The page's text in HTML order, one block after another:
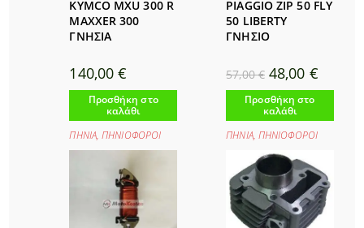
KYMCO MXU 300 R
MAXXER 300
ΓΝΗΣΙΑ
140,00€
Προσθήκη στο
καλάθι
ΠΗΝΙΑ,ΠΗΝΙΟΦΟΡΟΙ
PIAGGIO ZIP 50 FLY
50 LIBERTY
ΓΝΗΣΙΟ
57,00€ Original
price
was:
57,00 €.
48,00 €Η
τιμή
Προσθήκη στο
καλάθι
ΠΗΝΙΑ, ΠΗΝΙΟΦΟΡΟΙ